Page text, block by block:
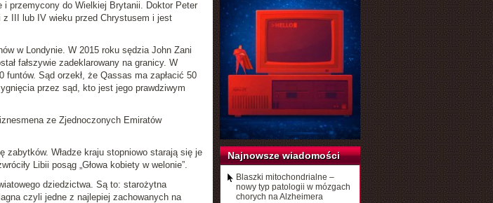
i przemycony do Wielkiej Brytanii. Doktor Peter
III lub IV wieku przed Chrystusem i jest
w Londynie. W 2015 roku sędzia John Zani
fałszywie zadeklarowany na granicy. W
Sąd orzekł, że Qassas ma zapłacić 50
przez sąd, kto jest jego prawdziwym
ze Zjednoczonych Emiratów
Władze kraju stopniowo starają się je
Libii posąg „Głowa kobiety w welonie”.
dziedzictwa. Są to: starożytna
czyli jedne z najlepiej zachowanych na
Najnowsze wiadomości
Blaszki mitochondrialne –
nowy typ patologii w mózgach
chorych na Alzheimera